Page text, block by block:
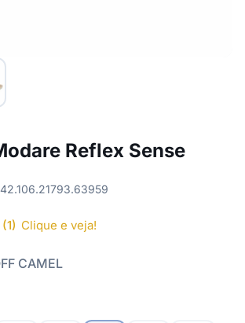
Reflex Sense
(1) Clique e veja!
CAMEL